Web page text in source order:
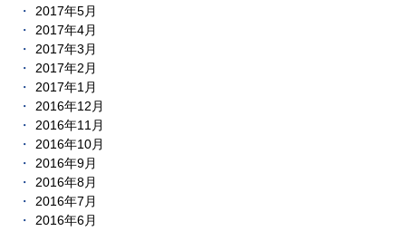
2017年5月
2017年4月
2017年3月
2017年2月
2017年1月
2016年12月
2016年11月
2016年10月
2016年9月
2016年8月
2016年7月
2016年6月